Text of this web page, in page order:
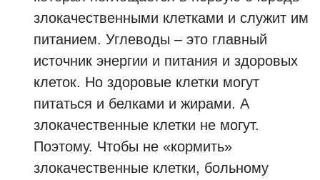
злокачественными клетками и служит им
питанием. Углеводы – это главный
источник энергии и питания и здоровых
клеток. Но здоровые клетки могут
питаться и белками и жирами. А
злокачественные клетки не могут.
Поэтому. Чтобы не «кормить»
злокачественные клетки, больному